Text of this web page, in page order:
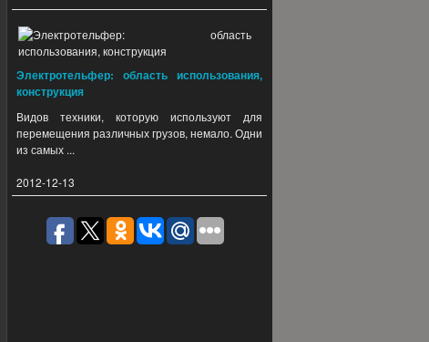
Электротельфер: область использования,
конструкция
Видов техники, которую используют для
перемещения различных грузов, немало. Одни
из самых ...
2012-12-13